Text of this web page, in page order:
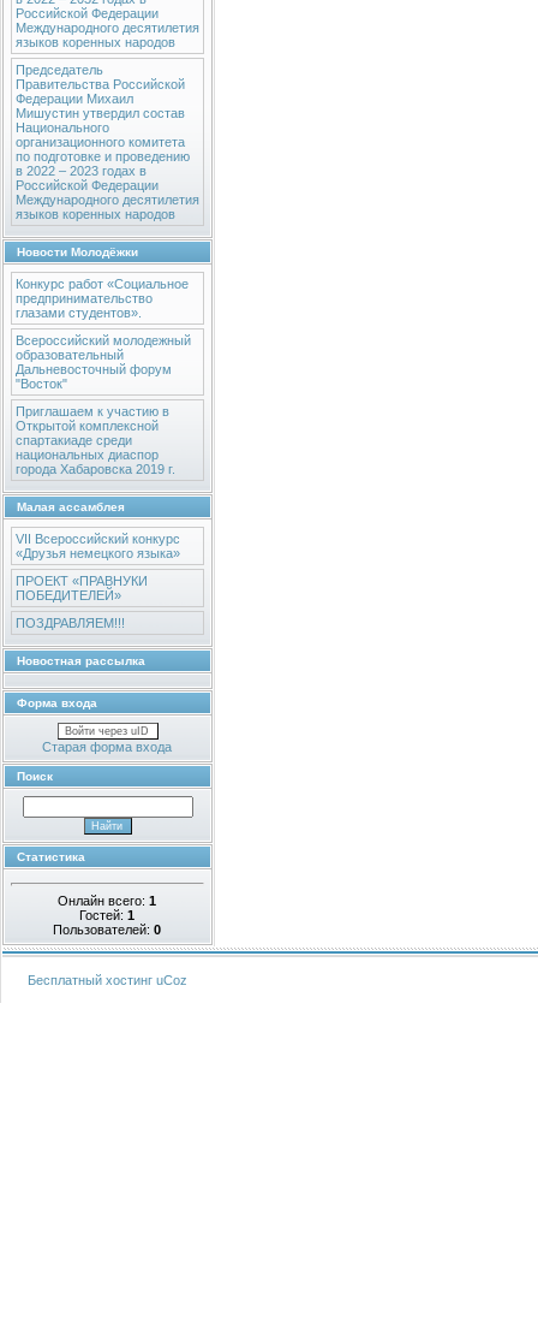
Российской Федерации
Международного десятилетия
языков коренных народов
Председатель
Правительства Российской
Федерации Михаил
Мишустин утвердил состав
Национального
организационного комитета
по подготовке и проведению
в 2022 – 2023 годах в
Российской Федерации
Международного десятилетия
языков коренных народов
Новости Молодёжки
Конкурс работ «Социальное
предпринимательство
глазами студентов».
Всероссийский молодежный
образовательный
Дальневосточный форум
"Восток"
Приглашаем к участию в
Открытой комплексной
спартакиаде среди
национальных диаспор
города Хабаровска 2019 г.
Малая ассамблея
VII Всероссийский конкурс
«Друзья немецкого языка»
ПРОЕКТ «ПРАВНУКИ
ПОБЕДИТЕЛЕЙ»
ПОЗДРАВЛЯЕМ!!!
Новостная рассылка
Форма входа
Войти через uID
Старая форма входа
Поиск
Статистика
Онлайн всего:1
Гостей:1
Пользователей:0
Бесплатный хостинг uCoz